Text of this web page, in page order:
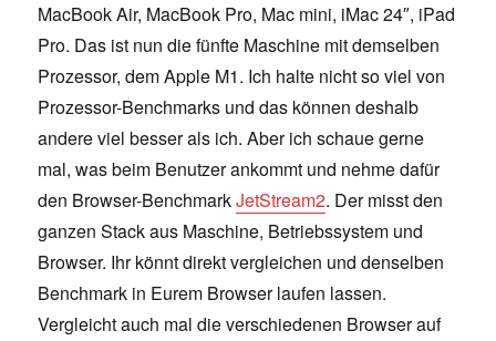
MacBook Air, MacBook Pro, Mac mini, iMac 24″, iPad
Pro. Das ist nun die fünfte Maschine mit demselben
Prozessor, dem Apple M1. Ich halte nicht so viel von
Prozessor-Benchmarks und das können deshalb
andere viel besser als ich. Aber ich schaue gerne
mal, was beim Benutzer ankommt und nehme dafür
den Browser-BenchmarkJetStream2. Der misst den
ganzen Stack aus Maschine, Betriebssystem und
Browser. Ihr könnt direkt vergleichen und denselben
Benchmark in Eurem Browser laufen lassen.
Vergleicht auch mal die verschiedenen Browser auf